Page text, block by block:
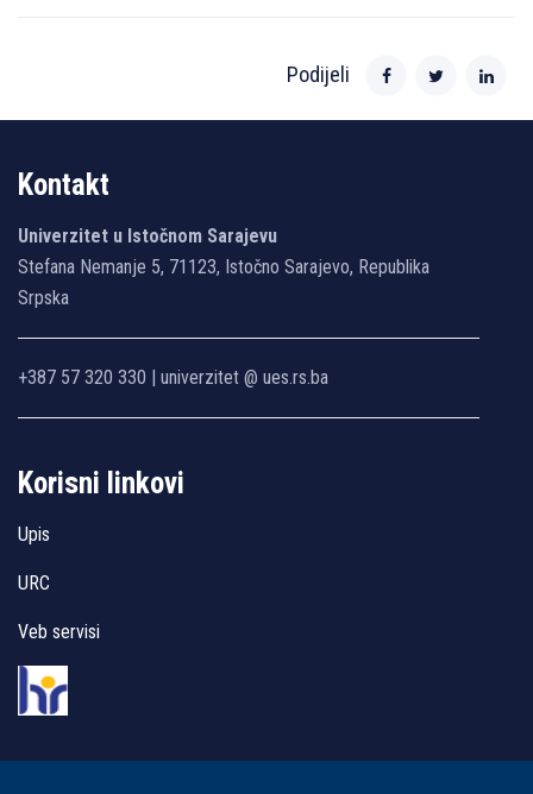
Podijeli
Kontakt
Univerzitet u Istočnom Sarajevu
Stefana Nemanje 5, 71123, Istočno Sarajevo, Republika
Srpska
+387 57 320 330 | univerzitet @ ues.rs.ba
Korisni linkovi
Upis
URC
Veb servisi